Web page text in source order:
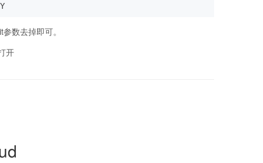
数去掉即可。
开